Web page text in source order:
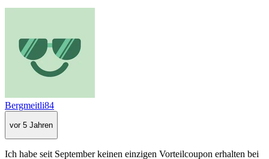
Bergmeitli84
vor 5 Jahren
Ich habe seit September keinen einzigen Vorteilcoupon erhalten bei